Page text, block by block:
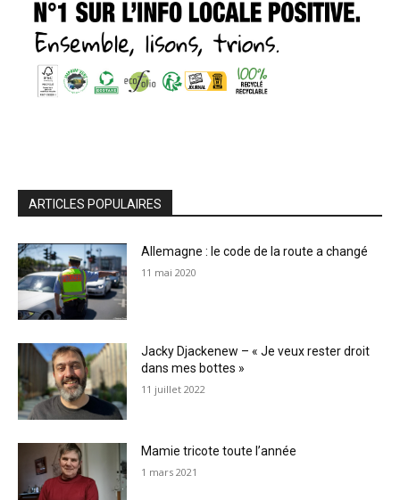
ARTICLES POPULAIRES
Allemagne : le code de la route a changé
11 mai 2020
Jacky Djackenew – « Je veux rester droit
dans mes bottes »
11 juillet 2022
Mamie tricote toute l’année
1 mars 2021